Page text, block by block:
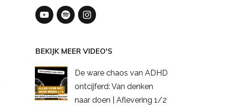
BEKIJK MEER VIDEO'S
De ware chaos van ADHD
ontcijferd: Van denken
naar doen | Aflevering 1/2